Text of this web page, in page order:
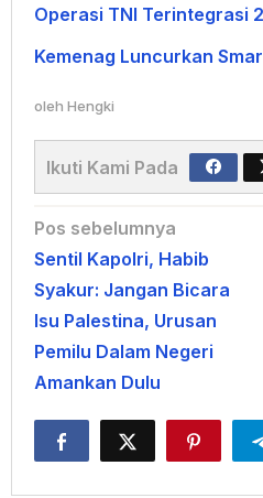
Operasi TNI Terintegrasi
Kemenag Luncurkan
oleh Hengki
Ikuti Kami Pada
Navigasi
pos
Pos sebelumnya
Sentil Kapolri, Habib
Syakur: Jangan Bicara
Isu Palestina, Urusan
Pemilu Dalam Negeri
Amankan Dulu